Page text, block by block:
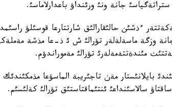
جانة ونئ ورئنداؤ باعدارلاماسئ.
ءذشئن حالئقارالئق شارتتارعا قوسئلؤ
وزگة ماسةلةلةر تؤرالئ ش ئ ذ-عا مذشة
مئندةتتةمةلةرئ تؤرالئ مةموراندؤم.
بايلانئستار مةن تاجئريبة الماسؤعا
سالاسئنداعئ ئنتئماقتاستئق تؤرالئ كةلئسئم.